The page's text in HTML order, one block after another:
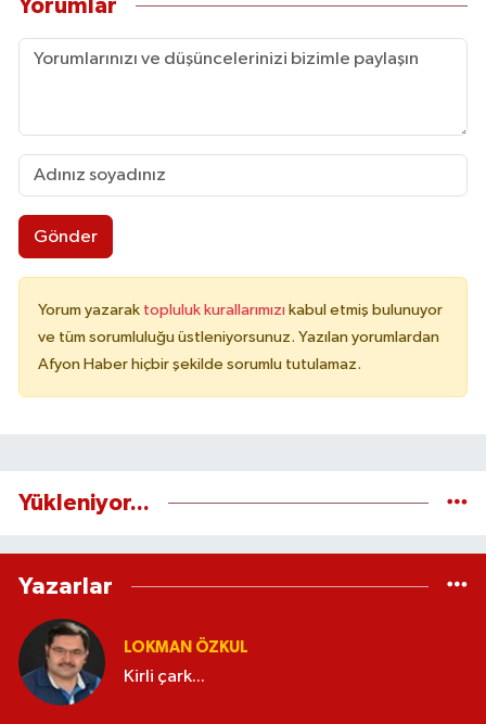
Yorumlar
Gönder
Yorum yazarak topluluk kurallarımızı kabul etmiş bulunuyor
ve tüm sorumluluğu üstleniyorsunuz. Yazılan yorumlardan
Afyon Haber hiçbir şekilde sorumlu tutulamaz.
Yükleniyor...
Yazarlar
LOKMAN ÖZKUL
Kirli çark...